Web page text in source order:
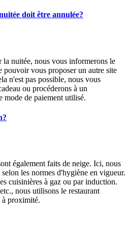
doit être annulée?
la nuitée, nous vous informerons le
pouvoir vous proposer un autre site
n'est pas possible, nous vous
ou procéderons à un
mode de paiement utilisé.
également faits de neige. Ici, nous
les normes d'hygiène en vigueur.
cuisinières à gaz ou par induction.
nous utilisons le restaurant
à proximité.